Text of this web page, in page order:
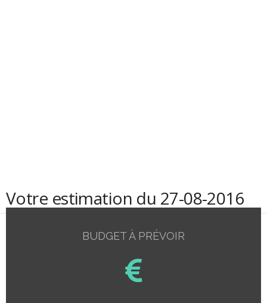
Votre estimation du 27-08-2016
BUDGET À PRÉVOIR